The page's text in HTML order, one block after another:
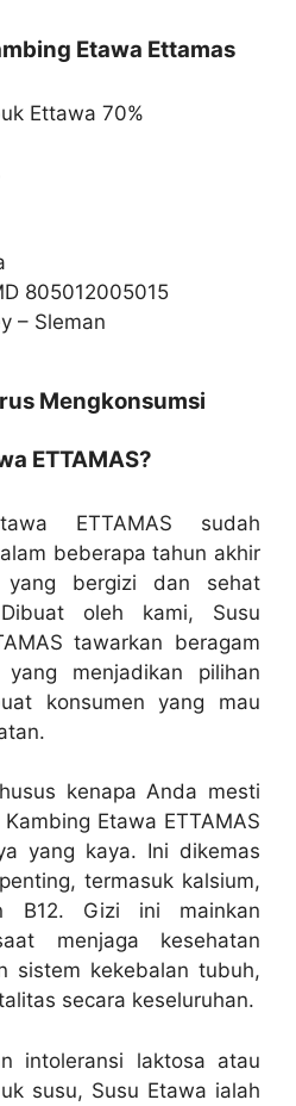
Etawa Ettamas
Ettawa 70%
805012005015
– Sleman
Mengkonsumsi
ETTAMAS?
ETTAMAS sudah
beberapa tahun akhir
yang bergizi dan sehat
oleh kami, Susu
tawarkan beragam
menjadikan pilihan
konsumen yang mau
kenapa Anda mesti
Etawa ETTAMAS
yang kaya. Ini dikemas
termasuk kalsium,
B12. Gizi ini mainkan
menjaga kesehatan
sistem kekebalan tubuh,
secara keseluruhan.
intoleransi laktosa atau
susu, Susu Etawa ialah